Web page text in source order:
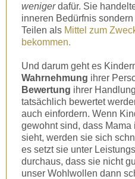
wenigerdafür. Sie
inneren Bedürfnis
Teilen als Mittel zum
bekommen.
Und darum geht es
Wahrnehmung ihrer
Bewertung ihrer
tatsächlich bewertet
auch einfordern. Wenn
gewohnt sind, dass
sieht, werden sie sich
es setzt sie unter
durchaus, dass sie nicht
unser Wohlwollen dann